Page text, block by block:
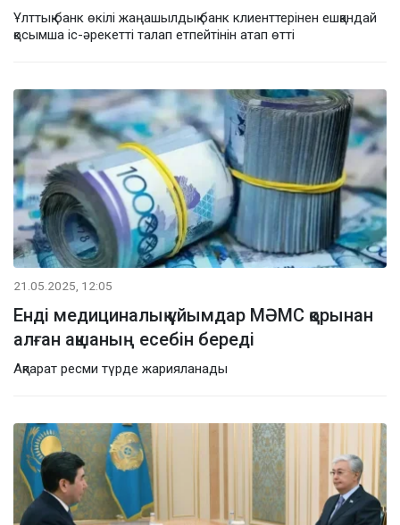
Ұлттық банк өкілі жаңашылдық банк клиенттерінен ешқандай
қосымша іс-әрекетті талап етпейтінін атап өтті
21.05.2025, 12:05
Енді медициналық ұйымдар МӘМС қорынан
алған ақшаның есебін береді
Ақпарат ресми түрде жарияланады